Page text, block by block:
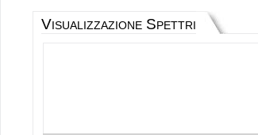
Visualizzazione Spettri